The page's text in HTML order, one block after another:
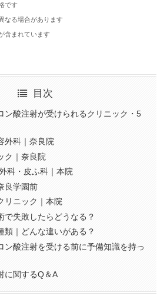
です
なる場合があります
含まれています
目次
ン酸注射が受けられるクリニック・5
外科｜奈良院
ク｜奈良院
科・皮ふ科｜本院
良学園前
リニック｜本院
で失敗したらどうなる？
類｜どんな違いがある？
ン酸注射を受ける前に予備知識を持っ
に関するQ＆A